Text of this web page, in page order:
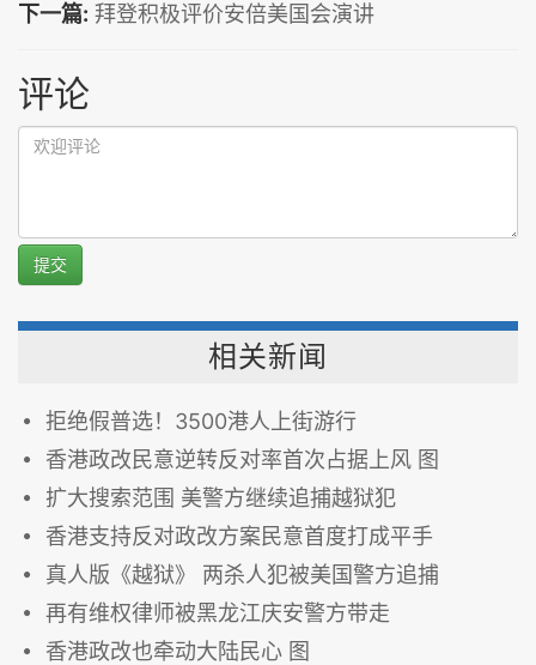
下一篇: 拜登积极评价安倍美国会演讲
评论
提交
相关新闻
拒绝假普选！3500港人上街游行
香港政改民意逆转反对率首次占据上风 图
扩大搜索范围 美警方继续追捕越狱犯
香港支持反对政改方案民意首度打成平手
真人版《越狱》 两杀人犯被美国警方追捕
再有维权律师被黑龙江庆安警方带走
香港政改也牵动大陆民心 图